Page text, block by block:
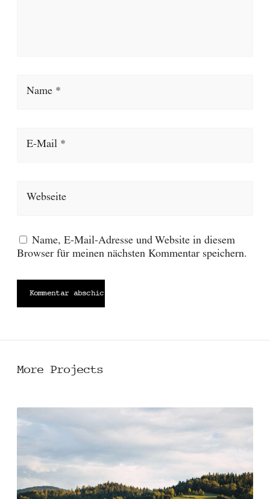
Name *
E-Mail *
Webseite
Name, E-Mail-Adresse und Website in diesem
Browser für meinen nächsten Kommentar speichern.
More Projects
y
s
e